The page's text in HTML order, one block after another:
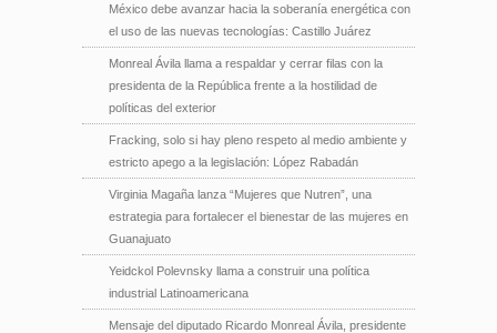
México debe avanzar hacia la soberanía energética con
el uso de las nuevas tecnologías: Castillo Juárez
Monreal Ávila llama a respaldar y cerrar filas con la
presidenta de la República frente a la hostilidad de
políticas del exterior
Fracking, solo si hay pleno respeto al medio ambiente y
estricto apego a la legislación: López Rabadán
Virginia Magaña lanza “Mujeres que Nutren”, una
estrategia para fortalecer el bienestar de las mujeres en
Guanajuato
Yeidckol Polevnsky llama a construir una política
industrial Latinoamericana
Mensaje del diputado Ricardo Monreal Ávila, presidente